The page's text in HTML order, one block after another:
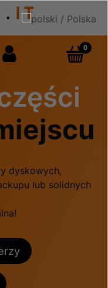
dyskowych,
lub solidnych